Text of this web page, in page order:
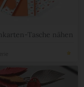
Tasche nähen